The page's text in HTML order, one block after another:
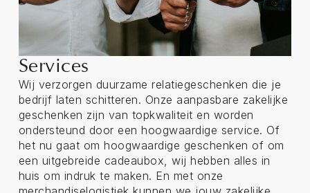
Services
Wij verzorgen duurzame relatiegeschenken die je
bedrijf laten schitteren. Onze aanpasbare zakelijke
geschenken zijn van topkwaliteit en worden
ondersteund door een hoogwaardige service. Of
het nu gaat om hoogwaardige geschenken of om
een uitgebreide cadeaubox, wij hebben alles in
huis om indruk te maken. En met onze